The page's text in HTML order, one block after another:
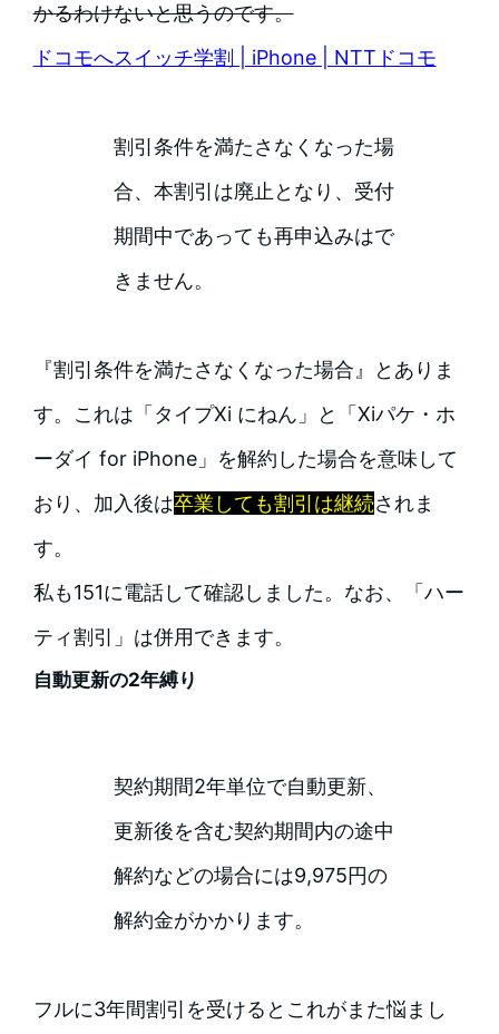
かるわけないと思うのです。
ドコモへスイッチ学割 | iPhone | NTTドコモ
割引条件を満たさなくなった場
合、本割引は廃止となり、受付
期間中であっても再申込みはで
きません。
『割引条件を満たさなくなった場合』とありま
す。これは「タイプXi にねん」と「Xiパケ・ホ
ーダイ for iPhone」を解約した場合を意味して
おり、加入後は卒業しても割引は継続されま
す。
私も151に電話して確認しました。なお、「ハー
ティ割引」は併用できます。
自動更新の2年縛り
契約期間2年単位で自動更新、
更新後を含む契約期間内の途中
解約などの場合には9,975円の
解約金がかかります。
フルに3年間割引を受けるとこれがまた悩まし